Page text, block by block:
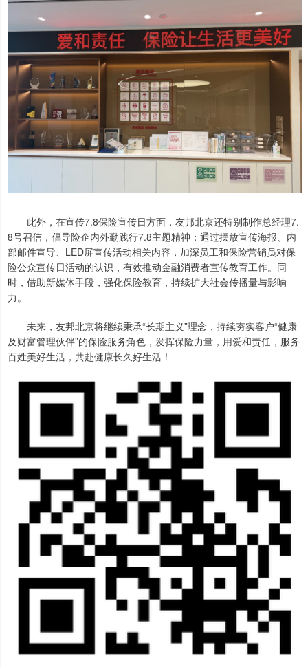
此外，在宣传7.8保险宣传日方面，友邦北京还特别制作总经理7.
8号召信，倡导险企内外勤践行7.8主题精神；通过摆放宣传海报、内
部邮件宣导、LED屏宣传活动相关内容，加深员工和保险营销员对保
险公众宣传日活动的认识，有效推动金融消费者宣传教育工作。同
时，借助新媒体手段，强化保险教育，持续扩大社会传播量与影响
力。
未来，友邦北京将继续秉承“长期主义”理念，持续夯实客户“健康
及财富管理伙伴”的保险服务角色，发挥保险力量，用爱和责任，服务
百姓美好生活，共赴健康长久好生活！